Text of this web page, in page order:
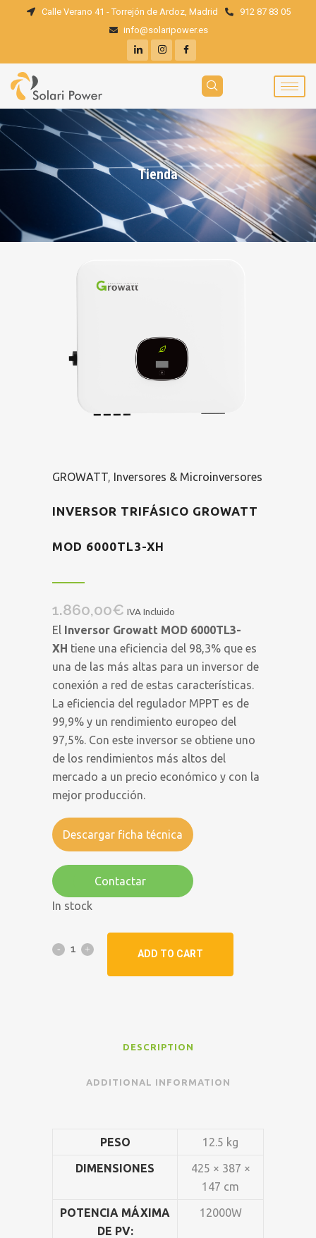
Calle Verano 41 - Torrejón de Ardoz, Madrid
912 87 83 05
info@solaripower.es
Tienda
GROWATT, Inversores & Microinversores
INVERSOR TRIFÁSICO GROWATT
MOD 6000TL3-XH
1.860,00€ IVA Incluido
El Inversor Growatt MOD 6000TL3-
XH tiene una eficiencia del 98,3% que es
una de las más altas para un inversor de
conexión a red de estas características.
La eficiencia del regulador MPPT es de
99,9% y un rendimiento europeo del
97,5%. Con este inversor se obtiene uno
de los rendimientos más altos del
mercado a un precio económico y con la
mejor producción.
Descargar ficha técnica
Contactar
In stock
ADD TO CART
DESCRIPTION
ADDITIONAL INFORMATION
PESO 12.5 kg
DIMENSIONES
425 × 387 ×
147 cm
POTENCIA MÁXIMA
DE PV:
12000W